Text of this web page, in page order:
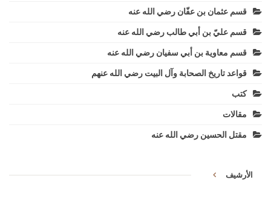
قسم عثمان بن عفّان رضي الله عنه
قسم عليّ بن أبي طالب رضي الله عنه
قسم معاوية بن أبي سفيان رضي الله عنه
قواعد تاريخ الصحابة وآل البيت رضي الله عنهم
كتب
مقالات
مقتل الحسين رضي الله عنه
الأرشيف